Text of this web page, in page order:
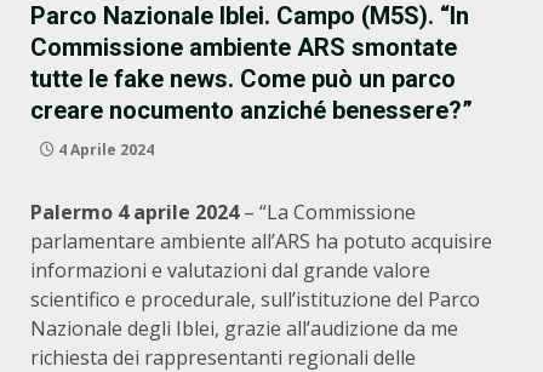
Parco Nazionale Iblei. Campo (M5S). “In
Commissione ambiente ARS smontate
tutte le fake news. Come può un parco
creare nocumento anziché benessere?”
4 Aprile 2024
Palermo 4 aprile 2024– “La Commissione
parlamentare ambiente all’ARS ha potuto acquisire
informazioni e valutazioni dal grande valore
scientifico e procedurale, sull’istituzione del Parco
Nazionale degli Iblei, grazie all’audizione da me
richiesta dei rappresentanti regionali delle